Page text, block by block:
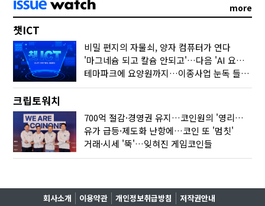
more
챗ICT
비밀 편지의 자물쇠, 양자 컴퓨터가 연다
'마그네슘 되고 칼슘 안되고'…다음 'AI 요약' 갈 길은
테마파크에 요양원까지…이종사업 눈독 들이는 게임사
크립토워치
700억 절감·경영권 유지…코인원의 '영리한 딜'
유가 급등·제도화 난항에…코인 또 '멈칫'
거래·시세 '뚝'…잊혀진 게임코인들
회사소개 이용약관 개인정보취급방침 저작권안내